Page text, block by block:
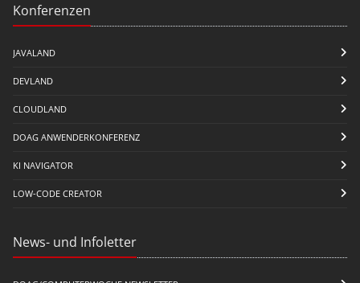
Konferenzen
JAVALAND
DEVLAND
CLOUDLAND
DOAG ANWENDERKONFERENZ
KI NAVIGATOR
LOW-CODE CREATOR
News- und Infoletter